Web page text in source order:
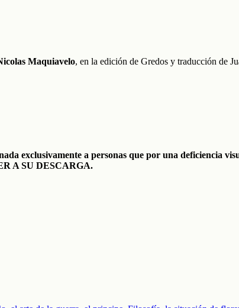
Maquiavelo, en la edición de Gredos y traducción de
exclusivamente a personas que por una deficiencia
A SU DESCARGA.